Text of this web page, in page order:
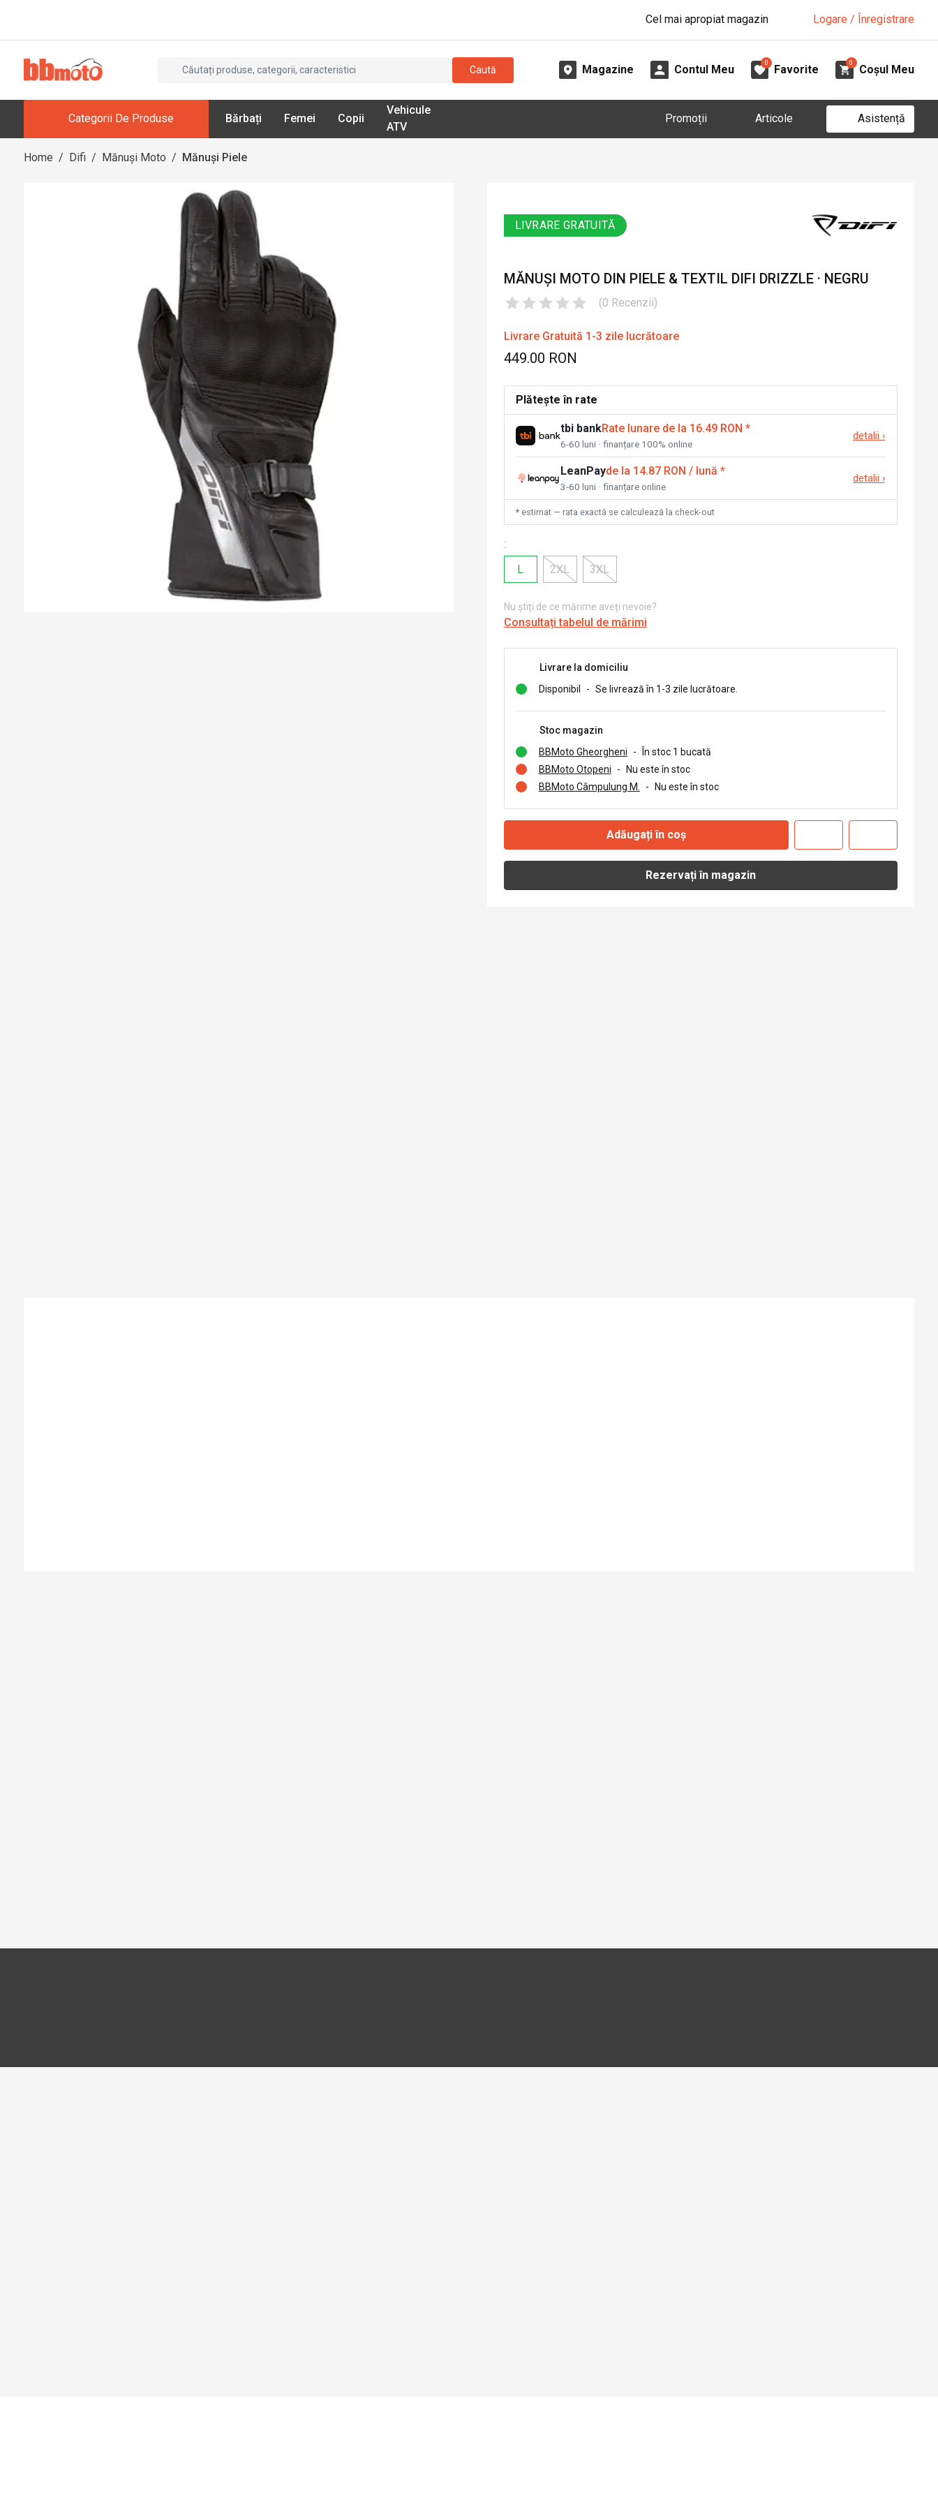
Cel mai apropiat magazin Logare / Înregistrare
Caută Magazine Contul Meu
0
Favorite
0
Coșul Meu
Categorii De Produse Bărbați Femei Copii
Vehicule
ATV
Promoții Articole Asistență
Home / Difi / Mănuși Moto / Mănuși Piele
LIVRARE GRATUITĂ
MĂNUȘI MOTO DIN PIELE & TEXTIL DIFI DRIZZLE · NEGRU
(0 Recenzii)
Livrare Gratuită 1-3 zile lucrătoare
449.00 RON
Plătește în rate
tbi bankRate lunare de la 16.49 RON *
6-60 luni · finanțare 100% online
detalii ›
LeanPayde la 14.87 RON / lună *
3-60 luni · finanțare online
detalii ›
* estimat — rata exactă se calculează la check-out
:
L
2XL 3XL
Nu știți de ce mărime aveți nevoie?
Consultați tabelul de mărimi
Livrare la domiciliu
Disponibil
- Se livrează în 1-3 zile lucrătoare.
Stoc magazin
BBMoto Gheorgheni
-
În stoc 1 bucată
BBMoto Otopeni
-
Nu este în stoc
BBMoto Câmpulung M.
- Nu este în stoc
Adăugați în coș
Rezervați în magazin